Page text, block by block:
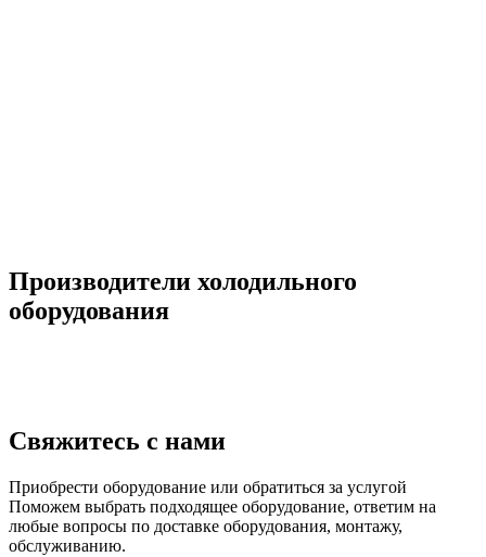
Производители холодильного
оборудования
Свяжитесь с нами
Приобрести оборудование или обратиться за услугой
Поможем выбрать подходящее оборудование, ответим на
любые вопросы по доставке оборудования, монтажу,
обслуживанию.